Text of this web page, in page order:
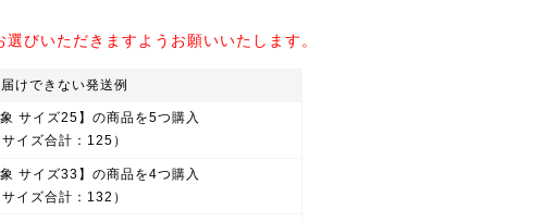
びいただきますようお願いいたします。
けできない発送例
象 サイズ25】の商品を5つ購入
サイズ合計：125）
象 サイズ33】の商品を4つ購入
サイズ合計：132）